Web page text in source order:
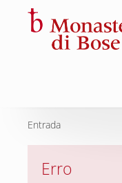
Entrada
Erro